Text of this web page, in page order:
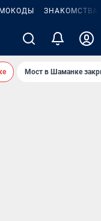
ЗНАКОМСТВА
Мост в Шаманке